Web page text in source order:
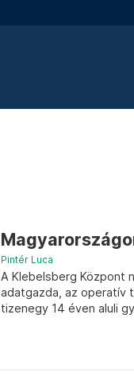
Pintér Luca
A Klebelsberg Központ
adatgazda, az operatív
tizenegy 14 éven aluli